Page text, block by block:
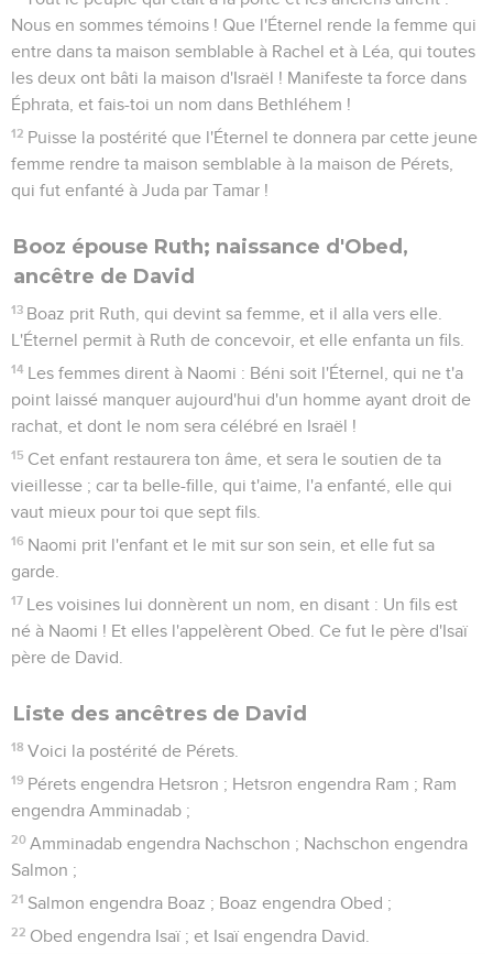
Nous en sommes témoins ! Que l'Éternel rende la femme qui
entre dans ta maison semblable à Rachel et à Léa, qui toutes
les deux ont bâti la maison d'Israël ! Manifeste ta force dans
Éphrata, et fais-toi un nom dans Bethléhem !
12 Puisse la postérité que l'Éternel te donnera par cette jeune
femme rendre ta maison semblable à la maison de Pérets,
qui fut enfanté à Juda par Tamar !
Booz épouse Ruth; naissance d'Obed,
ancêtre de David
13 Boaz prit Ruth, qui devint sa femme, et il alla vers elle.
L'Éternel permit à Ruth de concevoir, et elle enfanta un fils.
14 Les femmes dirent à Naomi : Béni soit l'Éternel, qui ne t'a
point laissé manquer aujourd'hui d'un homme ayant droit de
rachat, et dont le nom sera célébré en Israël !
15 Cet enfant restaurera ton âme, et sera le soutien de ta
vieillesse ; car ta belle-fille, qui t'aime, l'a enfanté, elle qui
vaut mieux pour toi que sept fils.
16 Naomi prit l'enfant et le mit sur son sein, et elle fut sa
garde.
17 Les voisines lui donnèrent un nom, en disant : Un fils est
né à Naomi ! Et elles l'appelèrent Obed. Ce fut le père d'Isaï
père de David.
Liste des ancêtres de David
18 Voici la postérité de Pérets.
19 Pérets engendra Hetsron ; Hetsron engendra Ram ; Ram
engendra Amminadab ;
20 Amminadab engendra Nachschon ; Nachschon engendra
Salmon ;
21 Salmon engendra Boaz ; Boaz engendra Obed ;
22 Obed engendra Isaï ; et Isaï engendra David.